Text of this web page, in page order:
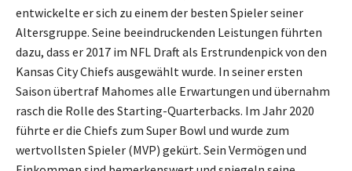
entwickelte er sich zu einem der besten Spieler seiner
Altersgruppe. Seine beeindruckenden Leistungen führten
dazu, dass er 2017 im NFL Draft als Erstrundenpick von den
Kansas City Chiefs ausgewählt wurde. In seiner ersten
Saison übertraf Mahomes alle Erwartungen und übernahm
rasch die Rolle des Starting-Quarterbacks. Im Jahr 2020
führte er die Chiefs zum Super Bowl und wurde zum
wertvollsten Spieler (MVP) gekürt. Sein Vermögen und